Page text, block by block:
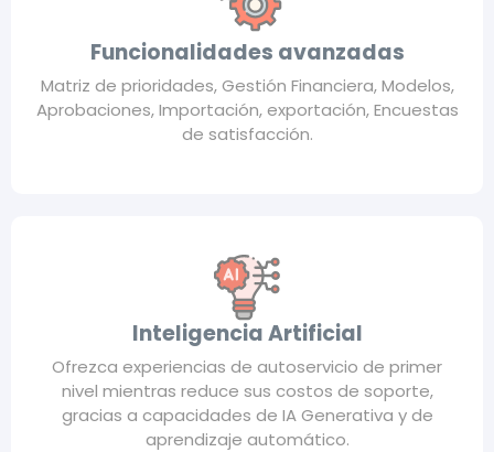
Funcionalidades avanzadas
Matriz de prioridades, Gestión Financiera, Modelos,
Aprobaciones, Importación, exportación, Encuestas
de satisfacción.
Inteligencia Artificial
Ofrezca experiencias de autoservicio de primer
nivel mientras reduce sus costos de soporte,
gracias a capacidades de IA Generativa y de
aprendizaje automático.